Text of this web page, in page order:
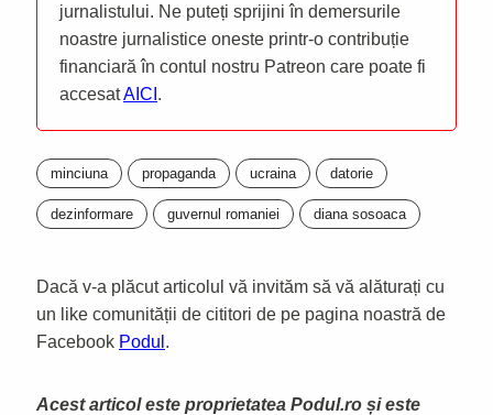
jurnalistului. Ne puteți sprijini în demersurile
noastre jurnalistice oneste printr-o contribuție
financiară în contul nostru Patreon care poate fi
accesatAICI .
minciuna propaganda ucraina datorie
dezinformare guvernul romaniei diana sosoaca
Dacă v-a plăcut articolul vă invităm să vă alăturați cu
un like comunității de cititori de pe pagina noastră de
Facebook Podul .
Acest articol este proprietatea Podul.ro și este